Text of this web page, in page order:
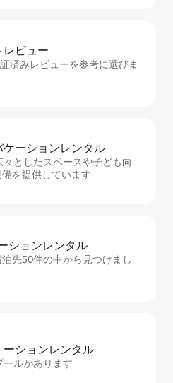
ビ⁠ュ⁠ー
済みレビューを参考に選びま
ー⁠シ⁠ョ⁠ンレ⁠ン⁠タ⁠ル
としたスペースや子ども向
を提供しています
シ⁠ョ⁠ンレ⁠ン⁠タ⁠ル
先50件の中から見つけまし
シ⁠ョ⁠ンレ⁠ン⁠タ⁠ル
ルがあります